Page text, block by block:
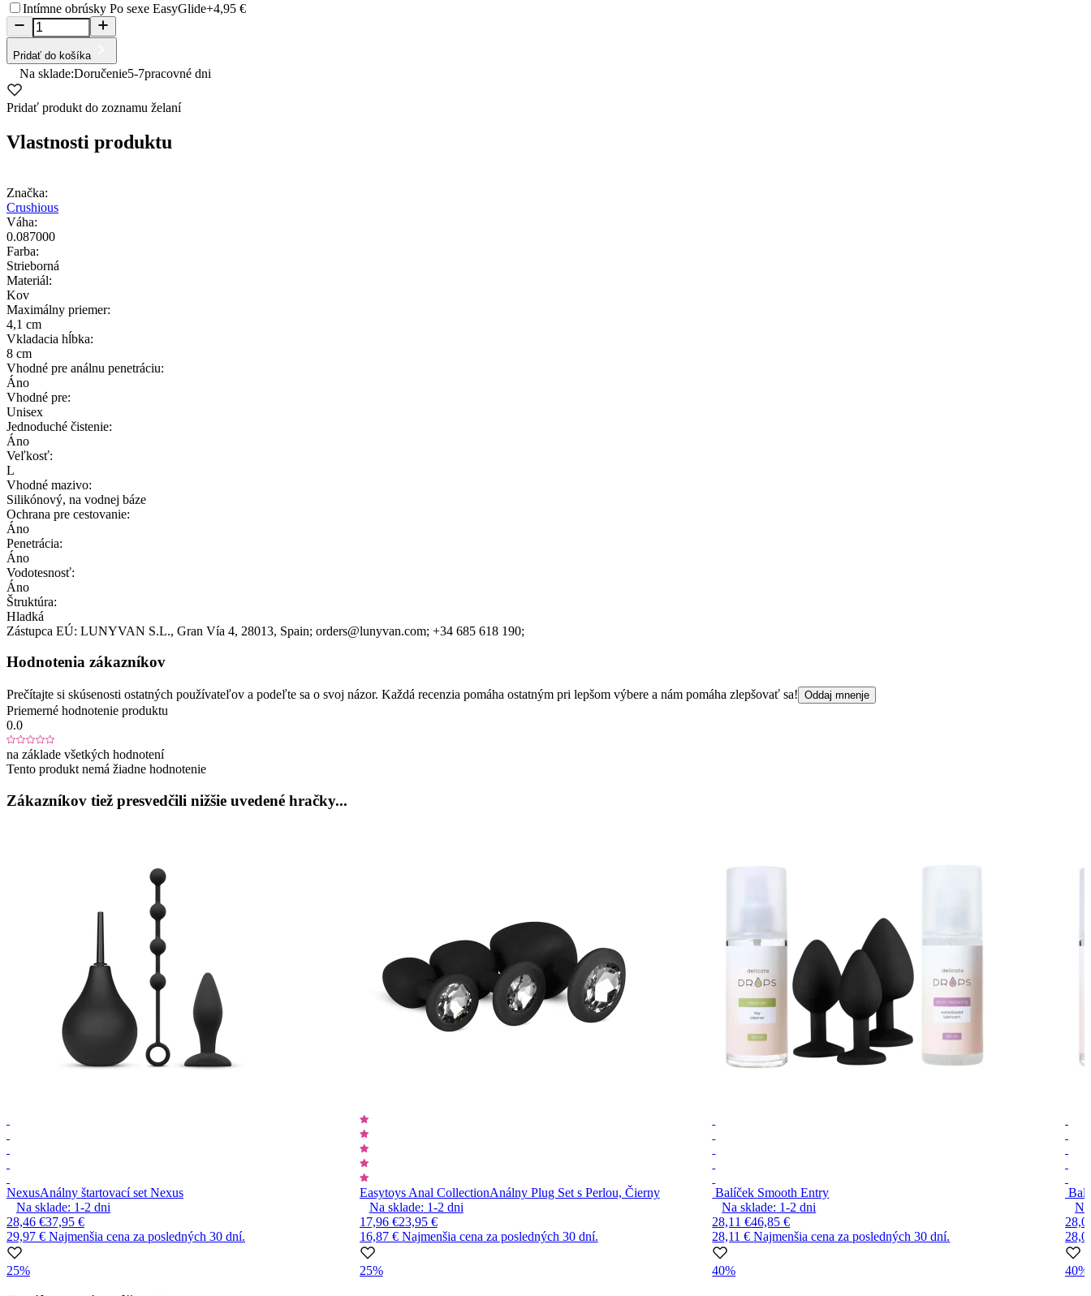
Intímne obrúsky Po sexe EasyGlide+4,95 €
Pridať do košíka
Na sklade:Doručenie5-7pracovné dni
Pridať produkt do zoznamu želaní
Vlastnosti produktu
Značka:
Crushious
Váha:
0.087000
Farba:
Strieborná
Materiál:
Kov
Maximálny priemer:
4,1 cm
Vkladacia hĺbka:
8 cm
Vhodné pre análnu penetráciu:
Áno
Vhodné pre:
Unisex
Jednoduché čistenie:
Áno
Veľkosť:
L
Vhodné mazivo:
Silikónový, na vodnej báze
Ochrana pre cestovanie:
Áno
Penetrácia:
Áno
Vodotesnosť:
Áno
Štruktúra:
Hladká
Zástupca EÚ: LUNYVAN S.L., Gran Vía 4, 28013, Spain; orders@lunyvan.com; +34 685 618 190;
Hodnotenia zákazníkov
Prečítajte si skúsenosti ostatných používateľov a podeľte sa o svoj názor. Každá recenzia pomáha ostatným pri lepšom výbere a nám pomáha zlepšovať sa! Oddaj mnenje
Priemerné hodnotenie produktu
0.0
na základe všetkých hodnotení
Tento produkt nemá žiadne hodnotenie
Zákazníkov tiež presvedčili nižšie uvedené hračky...
NexusAnálny štartovací set Nexus
Na sklade: 1-2 dni
28,46 €37,95 €
29,97 € Najmenšia cena za posledných 30 dní.
25%
Easytoys Anal CollectionAnálny Plug Set s Perlou, Čierny
Na sklade: 1-2 dni
17,96 €23,95 €
16,87 € Najmenšia cena za posledných 30 dní.
25%
Balíček Smooth Entry
Na sklade: 1-2dni
28,11 €46,85 €
28,11 €Najmenšia cena za posledných 30 dní.
40%
40%